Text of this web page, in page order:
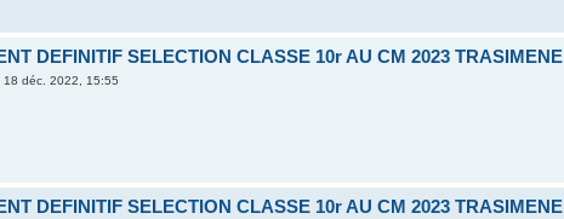
DEFINITIF SELECTION CLASSE 10r AU CM 2023 TRASIMENE
18 déc. 2022, 15:55
DEFINITIF SELECTION CLASSE 10r AU CM 2023 TRASIMENE